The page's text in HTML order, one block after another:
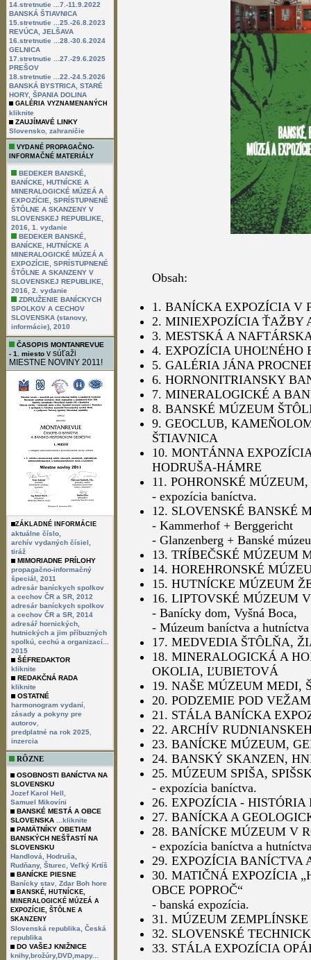
14.stretnutie ...7.-11.9.2022
BANSKÁ ŠTIAVNICA
15.stretnutie ...25.-26.8.2023
REVÚCA, JELŠAVA
16.stretnutie ...28.-30.6.2024
GELNICA
17.stretnutie ...27.-29.6.2025
PREŠOV
18.stretnutie ...22.-24.5.2026
BANSKÁ BYSTRICA, STARÉ
HORY, ŠPANIA DOLINA
GALÉRIA VYZNAMENANÝCH
kliknite
ZAUJÍMAVÉ LINKY
Slovensko zahraničie
VYDANÉ PROPAGAČNO-
INFORMAČNÉ MATERIÁLY
BEDEKER BANSKÉ,
BANÍCKE, HUTNÍCKE A
MINERALOGICKÉ MÚZEÁ A
EXPOZÍCIE, SPRÍSTUPNENÉ
ŠTÔLNE A SKANZENY V
SLOVENSKEJ REPUBLIKE,
2016, 1. vydanie
BEDEKER BANSKÉ,
BANÍCKE, HUTNÍCKE A
MINERALOGICKÉ MÚZEÁ A
EXPOZÍCIE, SPRÍSTUPNENÉ
ŠTÔLNE A SKANZENY V
SLOVENSKEJ REPUBLIKE,
2016, 2. vydanie
ZDRUŽENIE BANÍCKYCH
SPOLKOV A CECHOV
SLOVENSKA (stanovy,
informácie), 2010
ČASOPIS MONTANREVUE
- 1. miesto v súťaži
MIESTNE NOVINY 2011!
ZÁKLADNÉ INFORMÁCIE
aktuálne číslo,
archív vydaných čísiel,
tiráž
MIMORIADNE PRÍLOHY
propagačno-informačný
špeciál, 2011
adresár baníckych spolkov
a cechov ČR a SR, 2012
adresár baníckych spolkov
a cechov ČR a SR, 2014
adresář hornických,
hutnických a jim příbuzných
spolkú, cechú a organizací...
2015
ŠÉFREDAKTOR
kliknite
REDAKČNÁ RADA
kliknite
OSTATNÉ
harmonogram vydaní
zásady a pokyny pre
autorov
predplatné na rok 2025
inzercia
RÔZNE
OSOBNOSTI BANÍCTVA NA
SLOVENSKU
Jozef Karol Hell
Samuel Mikovíni
BANSKÉ MESTÁ A OBCE
SLOVENSKA
...kliknite
PAMÄTNÍKY OBETIAM
BANSKÝCH NEŠŤASTÍ NA
SLOVENSKU
Handlová,
Hodruša,
Rudňany, Šturec,
Veľký Krtíš
BANÍCKE PIESNE
Banícky stav Zdar Boh hore
BANSKÉ, HUTNÍCKE,
MINERALOGICKÉ MÚZEÁ A
EXPOZÍCIE, ŠTÔLNE A
SKANZENY
Slovenská republika,
Česká
republika
DO VAŠEJ KNIŽNICE
knihy,brožúry,DVD,mapy...
Obsah:
1. BANÍCKA EXPOZÍCIA V
2. MINIEXPOZÍCIA ŤAŽBY
3. MESTSKÁ A
4. EXPOZÍCIA
5. GALÉRIA JÁNA
6. HORNONITRIANSKY
7. MINERALOGICKÉ A
8. BANSKÉ MÚZEUM
9. GEOCLUB,
ŠTIAVNICA
10. MONTÁNNA
HODRUŠA-HÁMRE
11. POHRONSKÉ
- expozícia baníctva.
12. SLOVENSKÉ BANSKÉ
- Kammerhof + Berggericht
- Glanzenberg + Banské
13. TRÍBEČSKÉ MÚZEUM
14. HOREHRONSKÉ
15. HUTNÍCKE MÚZEUM
16. LIPTOVSKÉ MÚZEUM
- Banícky dom, Vyšná Boca,
- Múzeum baníctva a
17. MEDVEDIA ŠTÔLŇA,
18. MINERALOGICKÁ A
OKOLIA, ĽUBIETOVÁ
19. NAŠE MÚZEUM MEDI,
20. PODZEMIE POD
21. STÁLA BANÍCKA
22. ARCHÍV
23. BANÍCKE MÚZEUM,
24. BANSKÝ SKANZEN,
25. MÚZEUM SPIŠA,
- expozícia baníctva.
26. EXPOZÍCIA -
27. BANÍCKA A
28. BANÍCKE MÚZEUM V
- expozícia baníctva a
29. EXPOZÍCIA BANÍCTVA
30. MATIČNÁ EXPOZÍCIA
OBCE POPROČ“
- banská expozícia.
31. MÚZEUM
32. SLOVENSKÉ
33. STÁLA EXPOZÍCIA